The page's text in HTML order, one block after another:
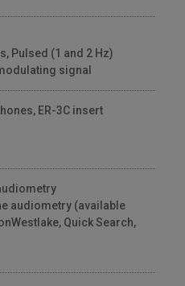
Pulsed (1 and 2 Hz)
signal
ER-3C insert
audiometry (available
Quick Search,